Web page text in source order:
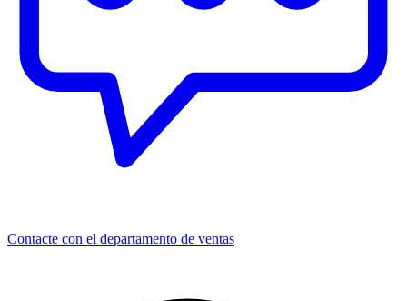
Contacte con el departamento de ventas